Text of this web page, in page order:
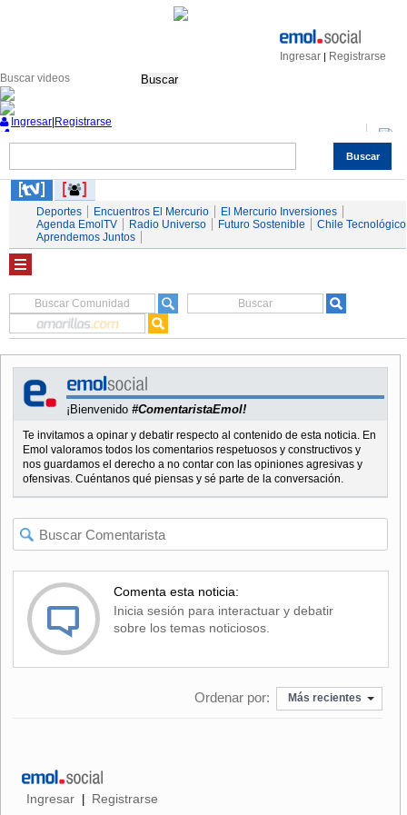
Ingresar | Registrarse
Buscar
Buscar
Ingresar Registrarse
Servicios
Deportes Encuentros El Mercurio
El Mercurio Inversiones
Agenda EmolTV
Radio Universo Futuro Sostenible
Chile Tecnológico
Aprendemos Juntos
¡Bienvenido #ComentaristaEmol!
Te invitamos a opinar y debatir respecto al contenido de esta noticia. En
Emol valoramos todos los comentarios respetuosos y constructivos y
nos guardamos el derecho a no contar con las opiniones agresivas y
ofensivas. Cuéntanos qué piensas y sé parte de la conversación.
Comenta esta noticia:
Inicia sesión para interactuar y debatir
sobre los temas noticiosos.
Ordenar por: Más recientes
Ingresar | Registrarse